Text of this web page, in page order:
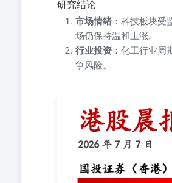
研究结论
市场情绪 ：科技板块
场仍保持温和上涨。
行业投资 ：化工行业
争风险。
利润暴增19倍却「利好出尽
0.94%。 2.公司点评滨化集
W1024.HK涨7.98%，腾讯控
同比增长13%。在审批常态
细分消费板块也悉数上涨。